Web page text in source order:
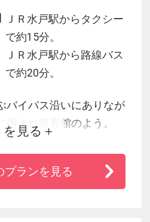
ＪＲ水戸駅からタクシー
で約15分。
ＪＲ水戸駅から路線バス
で約20分。
イパス沿いにありなが
囲まれ迎賓館のよう。
ルームでも４２平方メー
リアファニチャーや、バ
を見る
プランを見る